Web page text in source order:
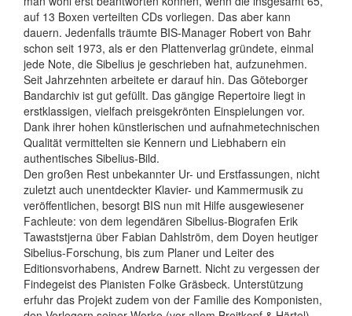
auf 13 Boxen verteilten CDs vorliegen. Das aber kann
dauern. Jedenfalls träumte BIS-Manager Robert von Bahr
schon seit 1973, als er den Plattenverlag gründete, einmal
jede Note, die Sibelius je geschrieben hat, aufzunehmen.
Seit Jahrzehnten arbeitete er darauf hin. Das Göteborger
Bandarchiv ist gut gefüllt. Das gängige Repertoire liegt in
erstklassigen, vielfach preisgekrönten Einspielungen vor.
Dank ihrer hohen künstlerischen und aufnahmetechnischen
Qualität vermittelten sie Kennern und Liebhabern ein
authentisches Sibelius-Bild.
Den großen Rest unbekannter Ur- und Erstfassungen, nicht
zuletzt auch unentdeckter Klavier- und Kammermusik zu
veröffentlichen, besorgt BIS nun mit Hilfe ausgewiesener
Fachleute: von dem legendären Sibelius-Biografen Erik
Tawaststjerna über Fabian Dahlström, dem Doyen heutiger
Sibelius-Forschung, bis zum Planer und Leiter des
Editionsvorhabens, Andrew Barnett. Nicht zu vergessen der
Findegeist des Pianisten Folke Gräsbeck. Unterstützung
erfuhr das Projekt zudem von der Familie des Komponisten,